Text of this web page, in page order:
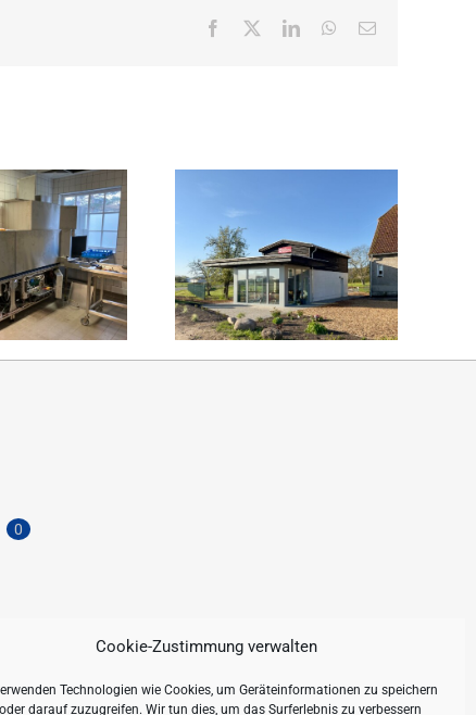
Cookie-Zustimmung verwalten
Technologien wie Cookies, um Geräteinformationen zu speichern
darauf zuzugreifen. Wir tun dies, um das Surferlebnis zu verbessern
Facebook LinkedInWhatsApp
E-
0